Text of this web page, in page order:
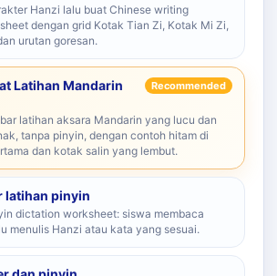
Hanzi lalu buat Chinese writing
dengan grid Kotak Tian Zi, Kotak Mi Zi,
urutan goresan.
Latihan Mandarin
Recommended
latihan aksara Mandarin yang lucu dan
tanpa pinyin, dengan contoh hitam di
dan kotak salin yang lembut.
latihan pinyin
dictation worksheet: siswa membaca
menulis Hanzi atau kata yang sesuai.